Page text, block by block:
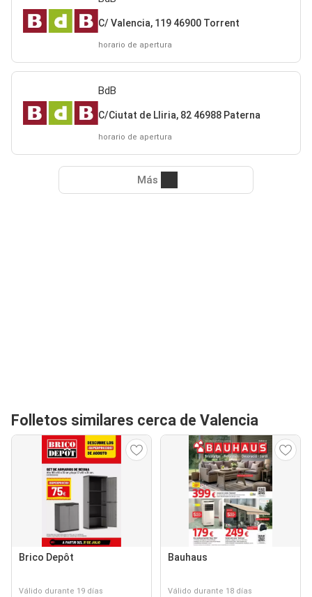
C/ Valencia, 119 46900 Torrent
horario de apertura
BdB
C/Ciutat de Lliria, 82 46988 Paterna
horario de apertura
Más
Folletos similares cerca de Valencia
Brico Depôt
Válido durante 19 días
Bauhaus
Válido durante 18 días